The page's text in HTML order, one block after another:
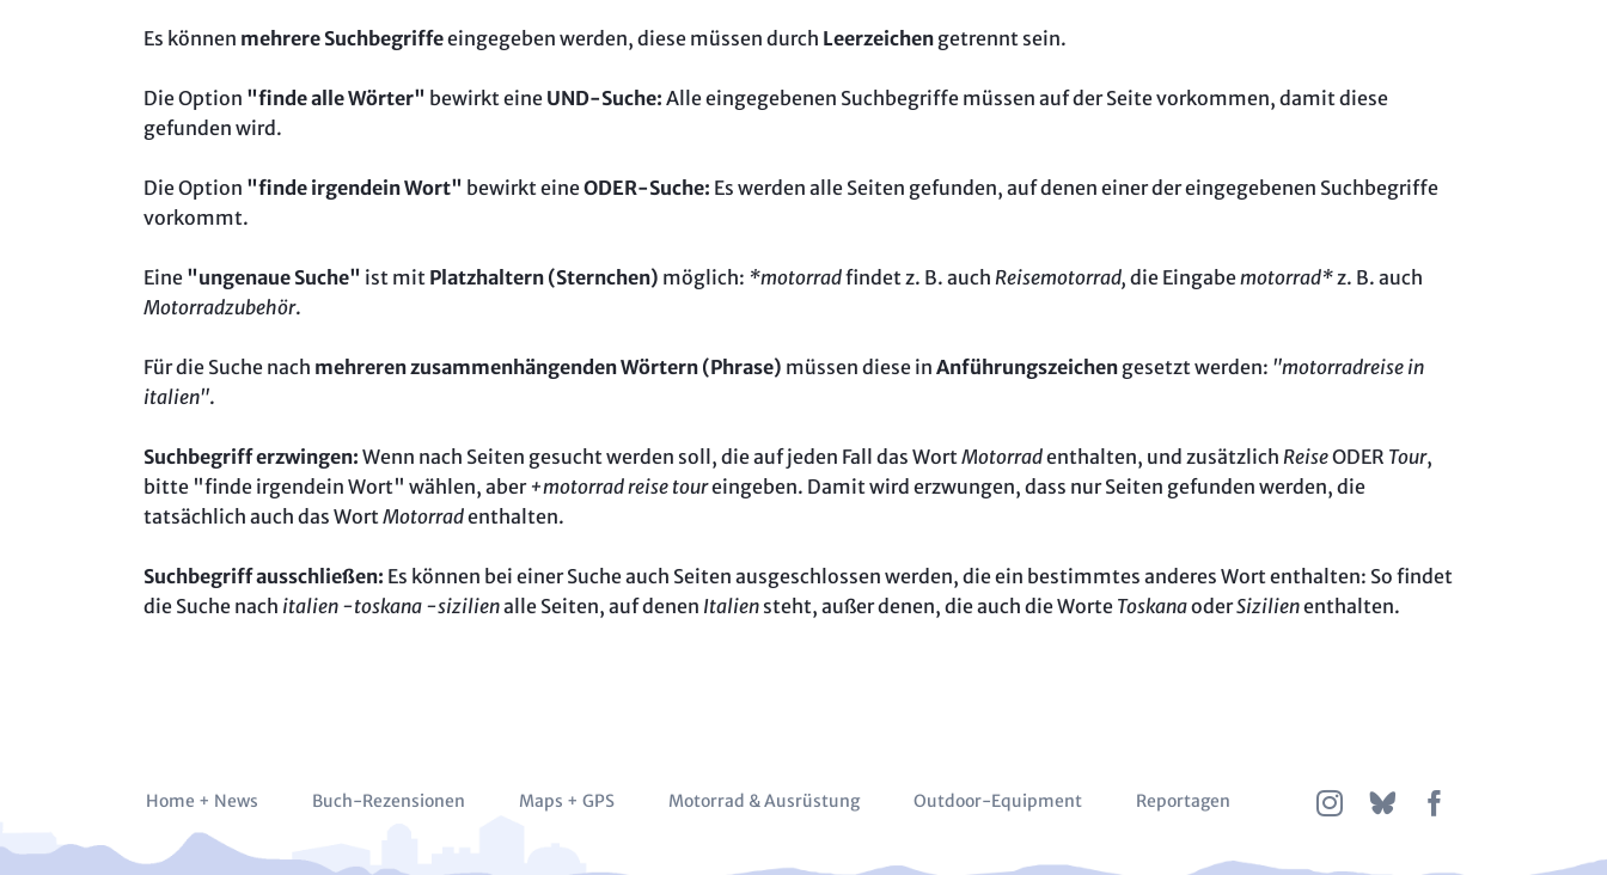
Es können mehrere Suchbegriffeeingegeben werden, diese müssen durch Leerzeichen getrennt sein.
Die Option "finde alle Wörter" bewirkt eine UND-Suche: Alle eingegebenen Suchbegriffe müssen auf der Seite vorkommen, damit diese
gefunden wird.
Die Option "finde irgendein Wort" bewirkt eineODER-Suche: Es werden alle Seiten gefunden, auf denen einer der eingegebenen Suchbegriffe
vorkommt.
Eine "ungenaue Suche" ist mit Platzhaltern (Sternchen) möglich: *motorradfindet z. B. auchReisemotorrad, die Eingabemotorrad*z. B. auch
Motorradzubehör.
Für die Suche nach mehreren zusammenhängenden Wörtern (Phrase) müssen diese inAnführungszeichen gesetzt werden: "motorradreise in
italien".
Suchbegriff erzwingen: Wenn nach Seiten gesucht werden soll, die auf jeden Fall das WortMotorradenthalten, und zusätzlichReiseODER Tour,
bitte "finde irgendein Wort" wählen, aber +motorrad reise toureingeben. Damit wird erzwungen, dass nur Seiten gefunden werden, die
tatsächlich auch das WortMotorradenthalten.
Suchbegriff ausschließen: Es können bei einer Suche auch Seiten ausgeschlossen werden, die ein bestimmtes anderes Wort enthalten: So findet
die Suche nach italien -toskana -sizilienalle Seiten, auf denen Italien steht, außer denen, die auch die Worte ToskanaoderSizilienenthalten.
Navigation
Home + News Buch-Rezensionen Maps + GPS Motorrad & Ausrüstung Outdoor-Equipment Reportagen